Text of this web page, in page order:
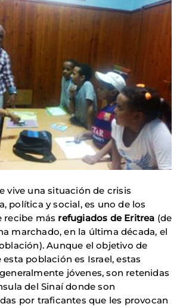
vive una situación de crisis
política y social, es uno de los
recibe más refugiados de Eritrea (de
marchado, en la última década, el
Aunque el objetivo de
población es Israel, estas
jóvenes, son retenidas
del Sinaí donde son
por traficantes que les provocan